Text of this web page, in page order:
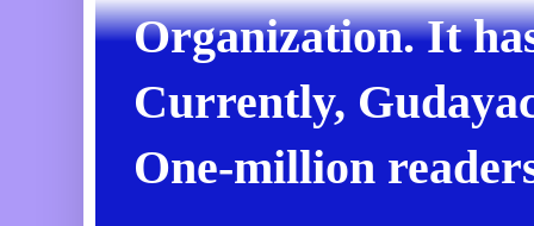
Organization. It
Currently,
One-million